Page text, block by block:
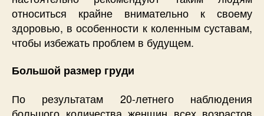
относиться крайне внимательно к своему
здоровью, в особенности к коленным суставам,
чтобы избежать проблем в будущем.
Большой размер груди
По результатам 20-летнего наблюдения